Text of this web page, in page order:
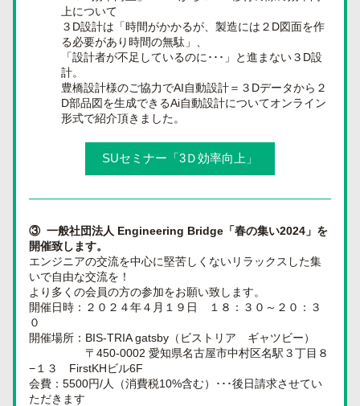
上について
３D設計は「時間がかかるが、製造には２D図面を作
る必要があり時間の無駄」、
「設計者が不足しているのに･･･」と進まない３D設
計。
豊橋設計様のご協力でAI自動設計＝３Dデータから２
D部品図を生成できるAi自動設計についてオンライン
形式で紹介頂きました。
SUセミナー「3Ｄ効率向上」
③  一般社団法人 Engineering Bridge「春の集い2024」を
開催致します。
エンジニアの交流を中心に堅苦しくないリラックスした集
いで自由な交流を！
より多くの会員の方の参加をお願い致します。
開催日時：２０２４年４月１９日　１８：３０～２０：３
０
開催場所：BIS-TRIA gatsby（ビストリア　ギャツビー）
〒450-0002 愛知県名古屋市中村区名駅３丁目８
−１３　FirstKHビル6F
会費：5500円/人（消費税10%含む）･･･後日請求させてい
ただきます